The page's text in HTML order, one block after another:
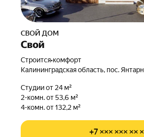
СВОЙ ДОМ
Свой
Строится•комфорт
Калининградская область, пос.
Студии от 24 м²
2-комн. от 53,6 м²
4-комн. от 132,2 м²
+7 ××× ××× ××